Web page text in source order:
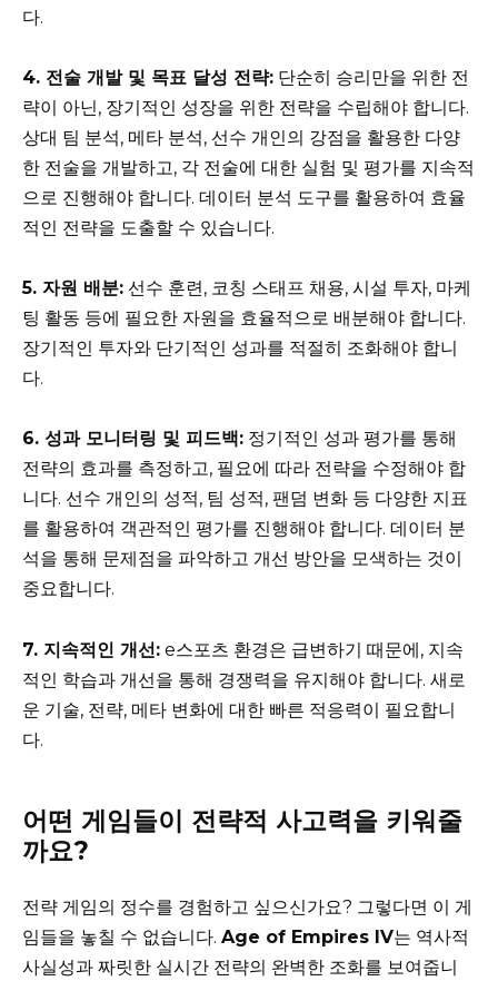
다.
4. 전술 개발 및 목표 달성 전략: 단순히 승리만을 위한 전
략이 아닌, 장기적인 성장을 위한 전략을 수립해야 합니다.
상대 팀 분석, 메타 분석, 선수 개인의 강점을 활용한 다양
한 전술을 개발하고, 각 전술에 대한 실험 및 평가를 지속적
으로 진행해야 합니다. 데이터 분석 도구를 활용하여 효율
적인 전략을 도출할 수 있습니다.
5. 자원 배분: 선수 훈련, 코칭 스태프 채용, 시설 투자, 마케
팅 활동 등에 필요한 자원을 효율적으로 배분해야 합니다.
장기적인 투자와 단기적인 성과를 적절히 조화해야 합니
다.
6. 성과 모니터링 및 피드백: 정기적인 성과 평가를 통해
전략의 효과를 측정하고, 필요에 따라 전략을 수정해야 합
니다. 선수 개인의 성적, 팀 성적, 팬덤 변화 등 다양한 지표
를 활용하여 객관적인 평가를 진행해야 합니다. 데이터 분
석을 통해 문제점을 파악하고 개선 방안을 모색하는 것이
중요합니다.
7. 지속적인 개선: e스포츠 환경은 급변하기 때문에, 지속
적인 학습과 개선을 통해 경쟁력을 유지해야 합니다. 새로
운 기술, 전략, 메타 변화에 대한 빠른 적응력이 필요합니
다.
어떤 게임들이 전략적 사고력을 키워줄
까요?
전략 게임의 정수를 경험하고 싶으신가요? 그렇다면 이 게
임들을 놓칠 수 없습니다. Age of Empires IV는 역사적
사실성과 짜릿한 실시간 전략의 완벽한 조화를 보여줍니